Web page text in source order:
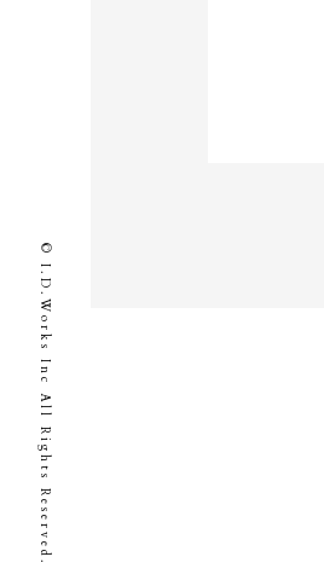
© I.D.Works Inc All Rights Reserved.